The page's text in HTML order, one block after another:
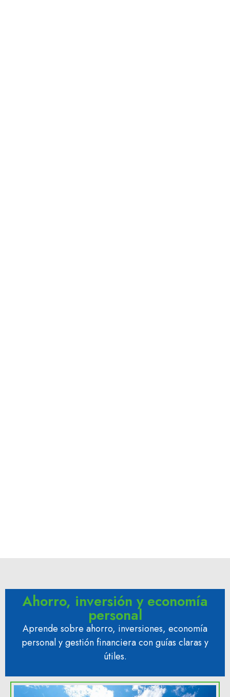
Ahorro, inversión y economía
personal
Aprende sobre ahorro, inversiones, economía
personal y gestión financiera con guías claras y
útiles.